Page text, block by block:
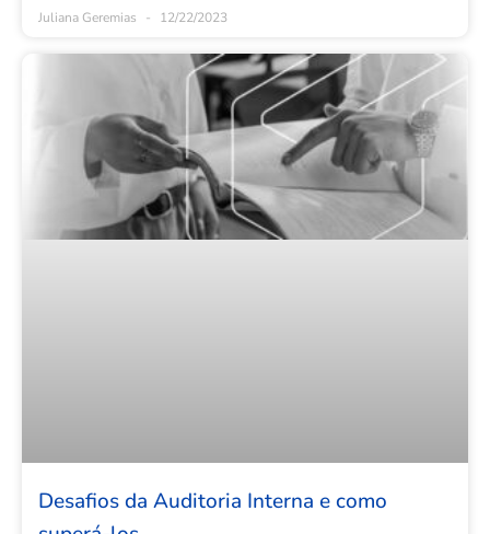
Juliana Geremias 12/22/2023
Desafios da Auditoria Interna e como